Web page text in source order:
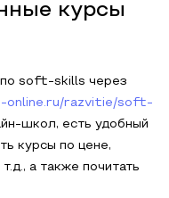
курсы
soft-skills через
online.ru/razvitie/soft-
школ, есть удобный
курсы по цене,
а также почитать